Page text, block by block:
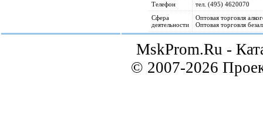
Телефон
тел. (495) 4620070
Сфера
деятельности
Оптовая торговля
Оптовая торговля
MskProm.Ru -
© 2007-2026